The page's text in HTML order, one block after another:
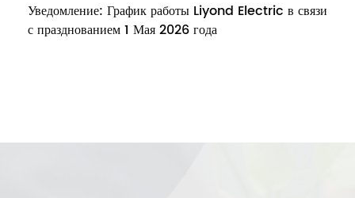
Уведомление: График работы Liyond Electric в связи
с празднованием 1 Мая 2026 года